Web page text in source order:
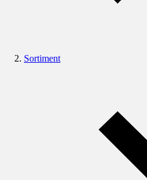
Sortiment